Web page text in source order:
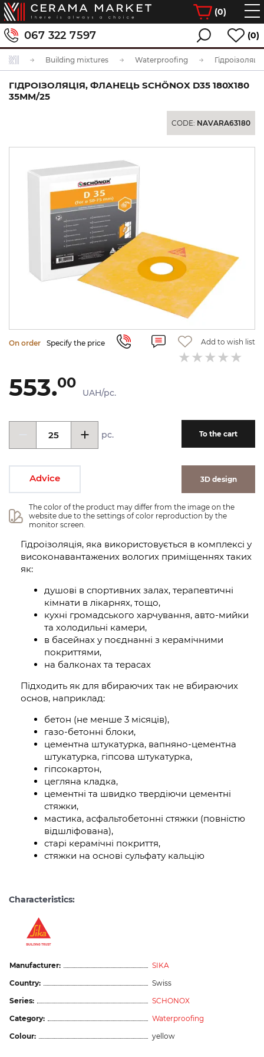
(0)
067 322 7597 (0)
Building mixtures Waterproofing
ГІДРОІЗОЛЯЦІЯ, ФЛАНЕЦЬ SCHÖNOX D35 180X180
35MM/25
CODE: NAVARA63180
On order Specify the price Add to wish list
553.00
UAH/pc.
pc. To the cart
Advice 3D design
The color of the product may differ from the image on the
website due to the settings of color reproduction by the
monitor screen.
Гідроізоляція, яка використовується в комплексі у
високонавантажених вологих приміщеннях таких
як:
душові в спортивних залах, терапевтичні
кімнати в лікарнях, тощо,
кухні громадського харчування, авто-мийки
та холодильні камери,
в басейнах у поєднанні з керамічними
покриттями,
на балконах та терасах
Підходить як для вбираючих так не вбираючих
основ, наприклад:
бетон (не менше 3 місяців),
газо-бетонні блоки,
цементна штукатурка, вапняно-цементна
штукатурка, гіпсова штукатурка,
гіпсокартон,
цегляна кладка,
цементні та швидко твердіючи цементні
стяжки,
мастика, асфальтобетонні стяжки (повністю
відшліфована),
старі керамічні покриття,
стяжки на основі сульфату кальцію
Characteristics:
Manufacturer:
SIKA
Country:
Swiss
Series:
SCHONOX
Category:
Waterproofing
Colour:
yellow